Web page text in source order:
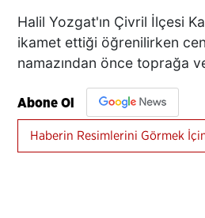
Halil Yozgat'ın Çivril İlçesi
ikamet ettiği öğrenilirken
namazından önce toprağa
Abone Ol
Haberin Resimlerini Görmek İçin